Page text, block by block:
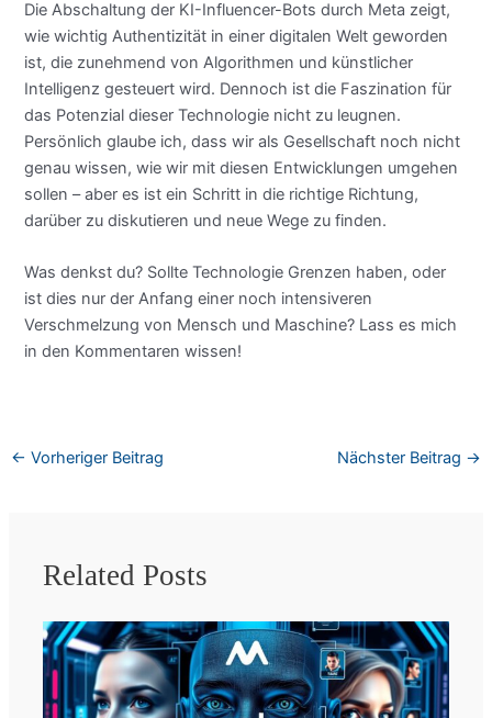
Die Abschaltung der KI-Influencer-Bots durch Meta zeigt,
wie wichtig Authentizität in einer digitalen Welt geworden
ist, die zunehmend von Algorithmen und künstlicher
Intelligenz gesteuert wird. Dennoch ist die Faszination für
das Potenzial dieser Technologie nicht zu leugnen.
Persönlich glaube ich, dass wir als Gesellschaft noch nicht
genau wissen, wie wir mit diesen Entwicklungen umgehen
sollen – aber es ist ein Schritt in die richtige Richtung,
darüber zu diskutieren und neue Wege zu finden.
Was denkst du? Sollte Technologie Grenzen haben, oder
ist dies nur der Anfang einer noch intensiveren
Verschmelzung von Mensch und Maschine? Lass es mich
in den Kommentaren wissen!
← Vorheriger Beitrag Nächster Beitrag →
Related Posts